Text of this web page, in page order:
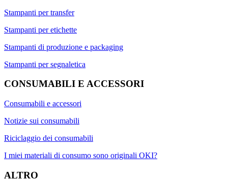
Stampanti per transfer
Stampanti per etichette
Stampanti di produzione e packaging
Stampanti per segnaletica
CONSUMABILI E ACCESSORI
Consumabili e accessori
Notizie sui consumabili
Riciclaggio dei consumabili
I miei materiali di consumo sono originali OKI?
ALTRO